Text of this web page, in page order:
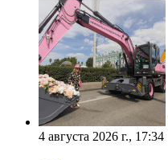
4 августа 2026 г., 17:34